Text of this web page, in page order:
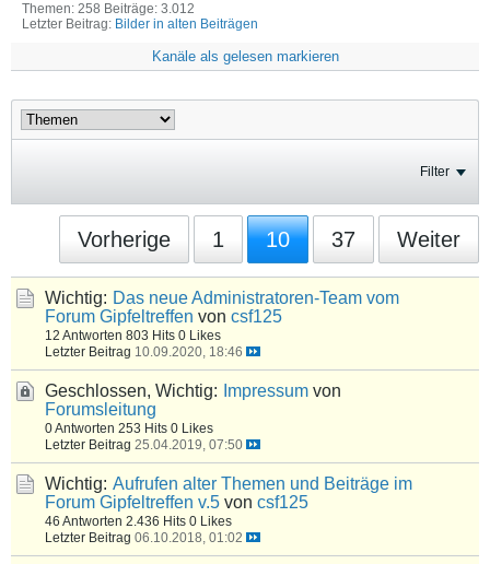
Themen: 258 Beiträge: 3.012
Letzter Beitrag: Bilder in alten Beiträgen
Kanäle als gelesen markieren
Filter
Vorherige 1 10 37 Weiter
Wichtig: Das neue Administratoren-Team vom
Forum Gipfeltreffen von csf125
12 Antworten 803 Hits 0 Likes
Letzter Beitrag 10.09.2020, 18:46
Geschlossen, Wichtig: Impressum von
Forumsleitung
0 Antworten 253 Hits 0 Likes
Letzter Beitrag 25.04.2019, 07:50
Wichtig: Aufrufen alter Themen und Beiträge im
Forum Gipfeltreffen v.5 von csf125
46 Antworten 2.436 Hits 0 Likes
Letzter Beitrag 06.10.2018, 01:02